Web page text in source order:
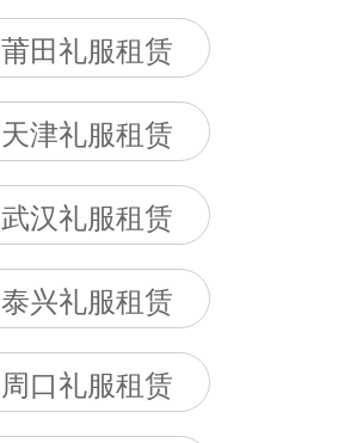
莆田礼服租赁
天津礼服租赁
武汉礼服租赁
泰兴礼服租赁
周口礼服租赁